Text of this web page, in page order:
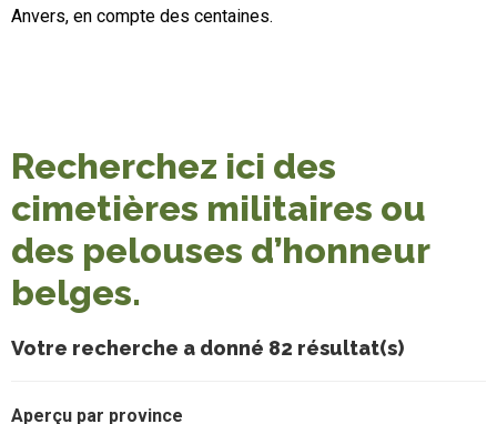
Anvers, en compte des centaines.
Recherchez ici des
cimetières militaires ou
des pelouses d’honneur
belges.
Votre recherche a donné 82 résultat(s)
Aperçu par province